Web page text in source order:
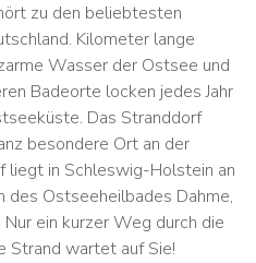
zu den beliebtesten
Kilometer lange
Wasser der Ostsee und
Badeorte locken jedes Jahr
Das Stranddorf
besondere Ort an der
liegt in Schleswig-Holstein an
des Ostseeheilbades Dahme,
ein kurzer Weg durch die
Strand wartet auf Sie!